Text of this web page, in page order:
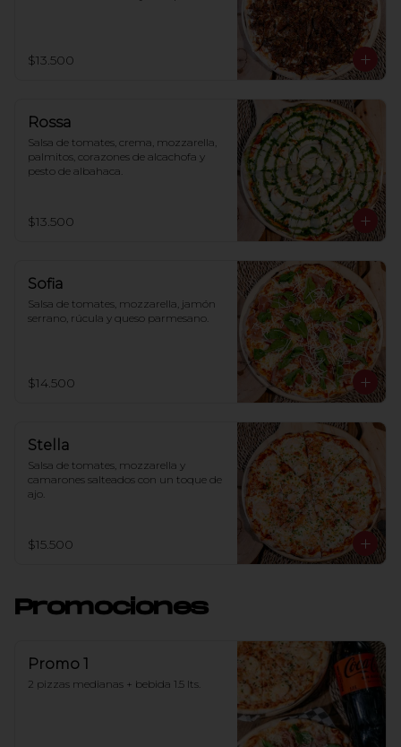
$13.500
Rossa
Salsa de tomates, crema, mozzarella,
palmitos, corazones de alcachofa y
pesto de albahaca.
$13.500
Sofia
Salsa de tomates, mozzarella, jamón
serrano, rúcula y queso parmesano.
$14.500
Stella
Salsa de tomates, mozzarella y
camarones salteados con un toque de
ajo.
$15.500
Promociones
Promo 1
2 pizzas medianas + bebida 1.5 lts.